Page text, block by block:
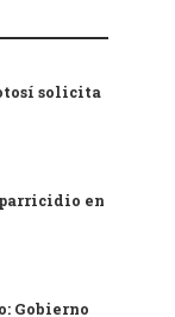
solicita
en
Gobierno